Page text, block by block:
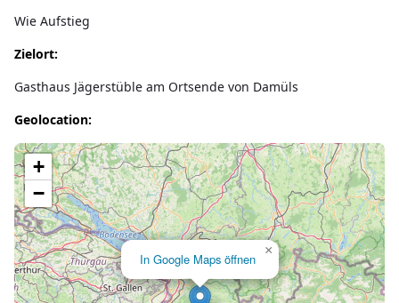
Wie Aufstieg
Zielort:
Gasthaus Jägerstüble am Ortsende von Damüls
Geolocation:
Lade Karte...
In Google Maps öffnen
×
+
−